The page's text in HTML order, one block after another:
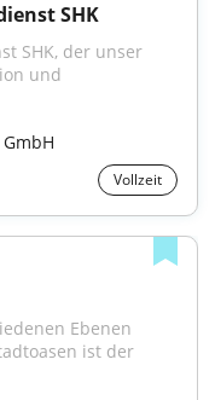
SHK
SHK, der unser
und
Vollzeit
Ebenen
ist der